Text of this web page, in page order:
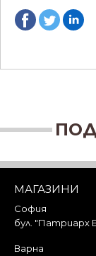
МАГАЗИНИ
София
бул. "Патриарх
Варна